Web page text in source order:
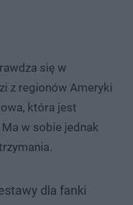
się w
z regionów Ameryki
która jest
Ma w sobie jednak
dla fanki